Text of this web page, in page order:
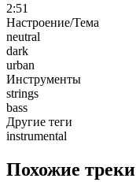
2:51
Настроение/Тема
neutral
dark
urban
Инструменты
strings
bass
Другие теги
instrumental
Похожие треки